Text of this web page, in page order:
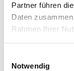
Partner führen
Daten
Rahmen Ihrer
Notwendig
Das
🎓